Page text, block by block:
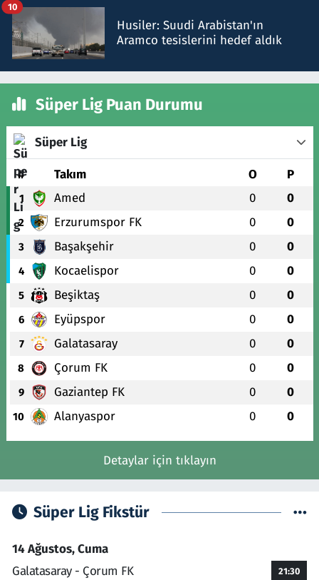
Husiler: Suudi Arabistan'ın
Aramco tesislerini hedef aldık
10
Süper Lig Puan Durumu
Süper Lig
# Takım O P
1 Amed 0 0
2 Erzurumspor FK 0 0
3 Başakşehir 0 0
4 Kocaelispor 0 0
5 Beşiktaş 0 0
6 Eyüpspor 0 0
7 Galatasaray 0 0
8 Çorum FK 0 0
9 Gaziantep FK 0 0
10 Alanyaspor 0 0
Detaylar için tıklayın
Süper Lig Fikstür
14 Ağustos, Cuma
Galatasaray - Çorum FK
21:30